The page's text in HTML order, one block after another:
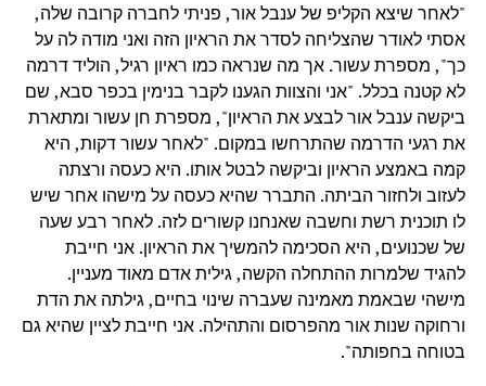
"לאחר שיצא הקליפ של ענבל אור, פניתי לחברה קרובה שלה,
אסתי לאודר שהצליחה לסדר את הראיון הזה ואני מודה לה על
כך", מספרת עשור. אך מה שנראה כמו ראיון רגיל, הוליד דרמה
לא קטנה בכלל. "אני והצוות הגענו לקבר בנימין בכפר סבא, שם
ביקשה ענבל אור לבצע את הראיון", מספרת חן עשור ומתארת
את רגעי הדרמה שהתרחשו במקום. "לאחר עשור דקות, היא
קמה באמצע הראיון וביקשה לבטל אותו. היא כעסה ורצתה
לעזוב ולחזור הביתה. התברר שהיא כעסה על מישהו אחר שיש
לו תוכנית רשת וחשבה שאנחנו קשורים לזה. לאחר רבע שעה
של שכנועים, היא הסכימה להמשיך את הראיון. אני חייבת
להגיד שלמרות ההתחלה הקשה, גילית אדם מאוד מעניין.
מישהי שבאמת מאמינה שעברה שינוי בחיים, גילתה את הדת
ורחוקה שנות אור מהפרסום והתהילה. אני חייבת לציין שהיא גם
בטוחה בחפותה".